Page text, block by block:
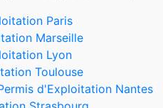
Paris
Marseille
Lyon
Toulouse
d'Exploitation Nantes